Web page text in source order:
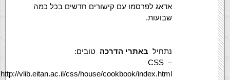
אדאג לפרסמו עם קישורים חדשים בכל כמה
שבועות.
נתחיל באתרי הדרכה טובים:
CSS –
http://vlib.eitan.ac.il/css/house/cookbook/index.html